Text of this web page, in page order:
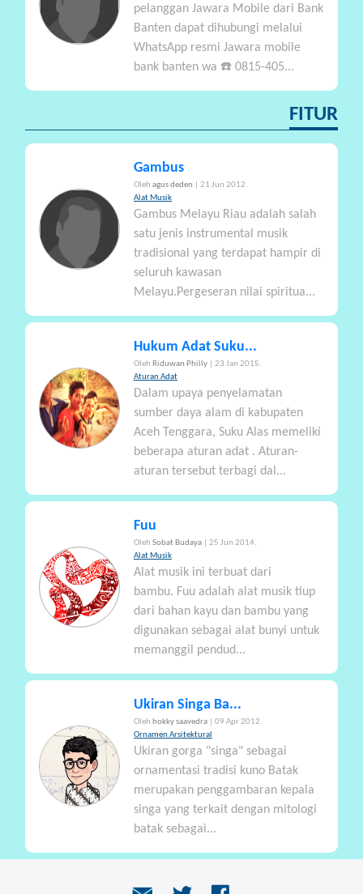
pelanggan Jawara Mobile dari Bank
Banten dapat dihubungi melalui
WhatsApp resmi Jawara mobile
bank banten wa ☎️ 0815-405...
FITUR
Gambus
Oleh agus deden
| 21 Jun 2012.
Alat Musik
Gambus Melayu Riau adalah salah
satu jenis instrumental musik
tradisional yang terdapat hampir di
seluruh kawasan
Melayu.Pergeseran nilai spiritua...
Hukum Adat Suku...
Oleh Riduwan Philly
| 23 Jan 2015.
Aturan Adat
Dalam upaya penyelamatan
sumber daya alam di kabupaten
Aceh Tenggara, Suku Alas memeliki
beberapa aturan adat . Aturan-
aturan tersebut terbagi dal...
Fuu
Oleh Sobat Budaya
| 25 Jun 2014.
Alat Musik
Alat musik ini terbuat dari
bambu. Fuu adalah alat musik tiup
dari bahan kayu dan bambu yang
digunakan sebagai alat bunyi untuk
memanggil pendud...
Ukiran Singa Ba...
Oleh hokky saavedra
| 09 Apr 2012.
Ornamen Arsitektural
Ukiran gorga "singa" sebagai
ornamentasi tradisi kuno Batak
merupakan penggambaran kepala
singa yang terkait dengan mitologi
batak sebagai...